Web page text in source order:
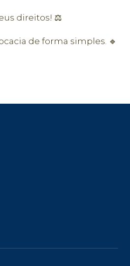
direitos! ⚖️
de forma simples. 🔹